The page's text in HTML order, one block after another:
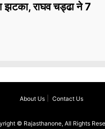
झटका, राघव चड्ढा ने 7
About Us Contact Us
© Rajasthanone, All Rights